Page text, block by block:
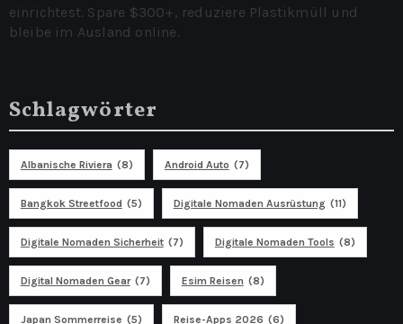
einrichtest. Spare $300+, reduziere Plastikmüll und
bleibe im Ausland online.
Schlagwörter
Albanische Riviera (8) Android Auto (7)
Bangkok Streetfood (5) Digitale Nomaden Ausrüstung (11)
Digitale Nomaden Sicherheit (7) Digitale Nomaden Tools (8)
Digital Nomaden Gear (7) Esim Reisen (8)
Japan Sommerreise (5) Reise-Apps 2026 (6)